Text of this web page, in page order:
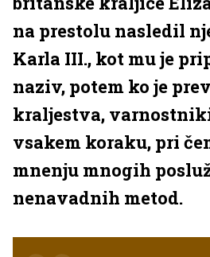
na prestolu nasledil
Karla III., kot mu je
naziv, potem ko je
kraljestva,
vsakem koraku, pri
mnenju mnogih
nenavadnih metod.